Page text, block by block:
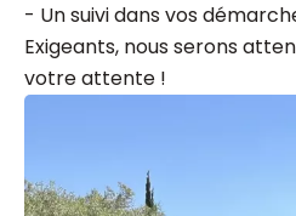
- Un suivi dans vos
Exigeants, nous serons
votre attente !